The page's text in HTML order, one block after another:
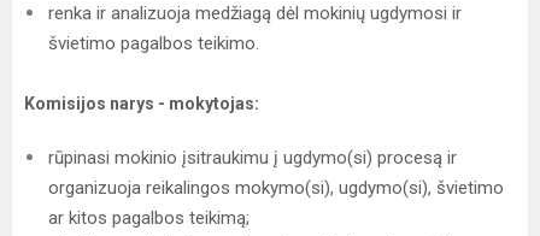
renka ir analizuoja medžiagą dėl mokinių ugdymosi ir
švietimo pagalbos teikimo.
Komisijos narys - mokytojas:
rūpinasi mokinio įsitraukimu į ugdymo(si) procesą ir
organizuoja reikalingos mokymo(si), ugdymo(si), švietimo
ar kitos pagalbos teikimą;